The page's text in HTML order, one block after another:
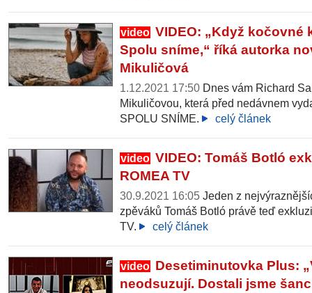
video VIDEO: „Když kočovné
Spolu sníme,“ říká autorka
Mikuličová
1.12.2021 17:50 Dnes vám Richard
Mikuličovou, která před nedávnem
SPOLU SNÍME.
celý článek
video VIDEO: Tomáš Botló
ROMEA TV
30.9.2021 16:05 Jeden z
zpěváků Tomáš Botló právě teď
TV.
celý článek
video Desetiminutovka Plus:
neodsuzují. Dostali jsme